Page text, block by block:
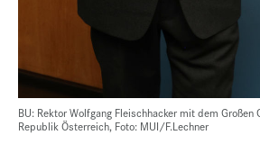
BU: Rektor Wolfgang Fleischhacker mit dem Großen
Republik Österreich, Foto: MUI/F.Lechner